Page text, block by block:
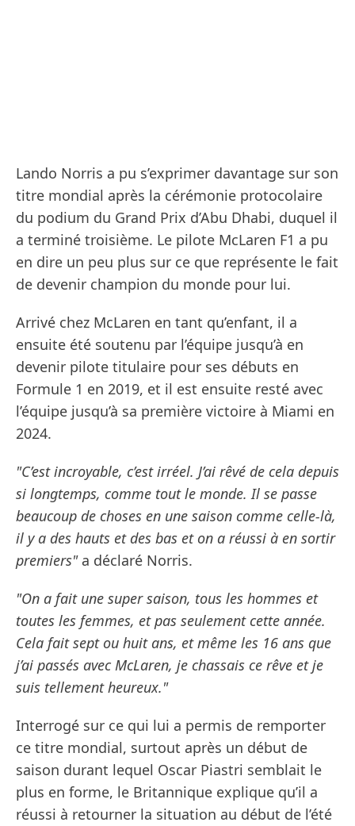
Lando Norris a pu s’exprimer davantage sur son
titre mondial après la cérémonie protocolaire
du podium du Grand Prix d’Abu Dhabi, duquel il
a terminé troisième. Le pilote McLaren F1 a pu
en dire un peu plus sur ce que représente le fait
de devenir champion du monde pour lui.
Arrivé chez McLaren en tant qu’enfant, il a
ensuite été soutenu par l’équipe jusqu’à en
devenir pilote titulaire pour ses débuts en
Formule 1 en 2019, et il est ensuite resté avec
l’équipe jusqu’à sa première victoire à Miami en
2024.
"C’est incroyable, c’est irréel. J’ai rêvé de cela depuis
si longtemps, comme tout le monde. Il se passe
beaucoup de choses en une saison comme celle-là,
il y a des hauts et des bas et on a réussi à en sortir
premiers"a déclaré Norris.
"On a fait une super saison, tous les hommes et
toutes les femmes, et pas seulement cette année.
Cela fait sept ou huit ans, et même les 16 ans que
j’ai passés avec McLaren, je chassais ce rêve et je
suis tellement heureux."
Interrogé sur ce qui lui a permis de remporter
ce titre mondial, surtout après un début de
saison durant lequel Oscar Piastri semblait le
plus en forme, le Britannique explique qu’il a
réussi à retourner la situation au début de l’été